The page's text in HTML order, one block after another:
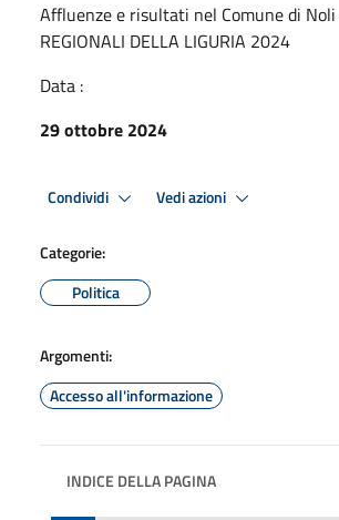
Affluenze e risultati nel Comune di Noli
REGIONALI DELLA LIGURIA 2024
Data :
29 ottobre 2024
Condividi Vedi azioni
Categorie:
Politica
Argomenti:
Accesso all'informazione
INDICE DELLA PAGINA